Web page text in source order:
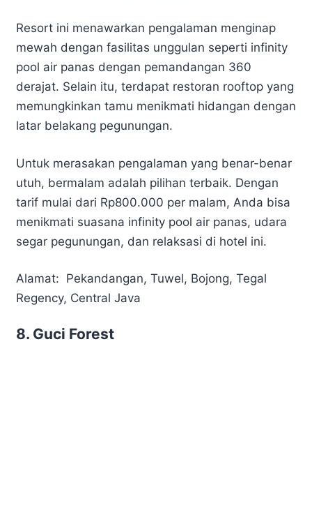
Resort ini menawarkan pengalaman menginap
mewah dengan fasilitas unggulan seperti infinity
pool air panas dengan pemandangan 360
derajat. Selain itu, terdapat restoran rooftop yang
memungkinkan tamu menikmati hidangan dengan
latar belakang pegunungan.
Untuk merasakan pengalaman yang benar-benar
utuh, bermalam adalah pilihan terbaik. Dengan
tarif mulai dari Rp800.000 per malam, Anda bisa
menikmati suasana infinity pool air panas, udara
segar pegunungan, dan relaksasi di hotel ini.
Alamat: Pekandangan, Tuwel, Bojong, Tegal
Regency, Central Java
8. Guci Forest